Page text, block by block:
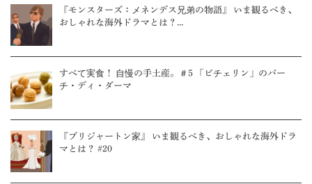
『モンスターズ：メネンデス兄弟の物語』 いま観るべき、
おしゃれな海外ドラマとは？...
すべて実食！ 自慢の手土産。＃5 「ビチェリン」のバー
チ・ディ・ダーマ
『ブリジャートン家』 いま観るべき、おしゃれな海外ドラ
マとは？ #20